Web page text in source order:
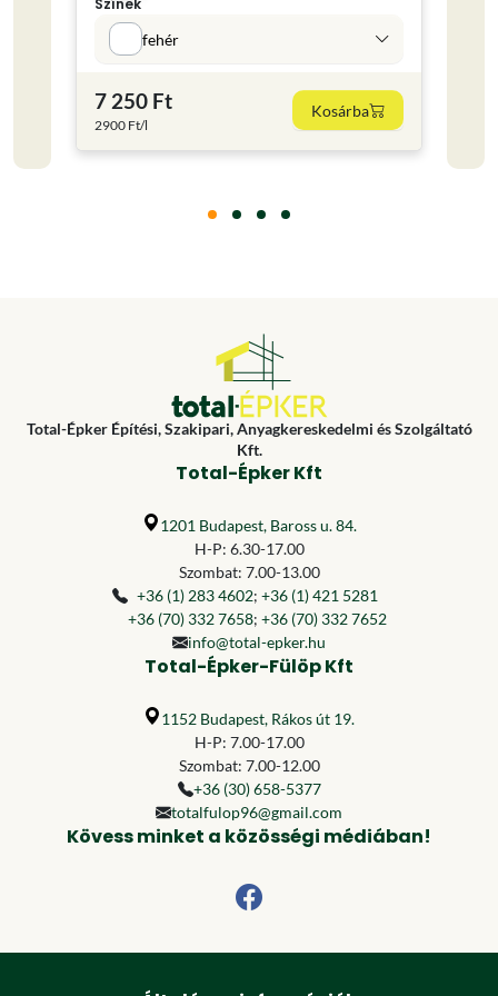
Színek
fehér
7 250 Ft
2900 Ft/l
Kosárba
Total-Épker Építési, Szakipari, Anyagkereskedelmi és Szolgáltató
Kft.
Total-Épker Kft
1201 Budapest, Baross u. 84.
H-P: 6.30-17.00
Szombat: 7.00-13.00
+36 (1) 283 4602; +36 (1) 421 5281
+36 (70) 332 7658; +36 (70) 332 7652
info@total-epker.hu
Total-Épker-Fülöp Kft
1152 Budapest, Rákos út 19.
H-P: 7.00-17.00
Szombat: 7.00-12.00
+36 (30) 658-5377
totalfulop96@gmail.com
Kövess minket a közösségi médiában!